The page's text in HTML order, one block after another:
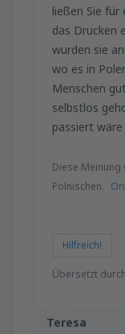
Teresa
ließen Sie für
das Drucken
wurden sie
wo es in
Menschen
selbstlos
passiert wäre
Diese
Polnischen.
Hilfreich!
Übersetzt durch